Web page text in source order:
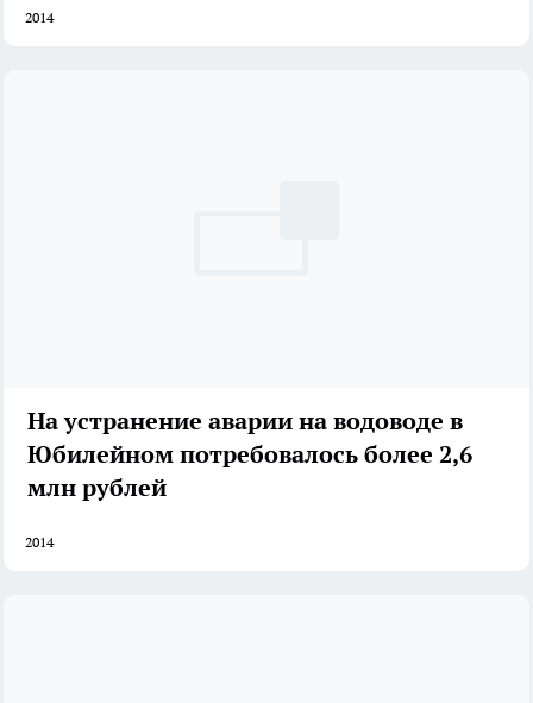
2014
На устранение аварии на водоводе в
Юбилейном потребовалось более 2,6
млн рублей
2014